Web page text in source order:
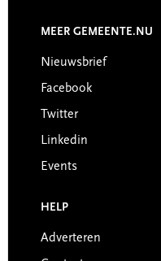
MEER GEMEENTE.NU
Nieuwsbrief
Facebook
Twitter
Linkedin
Events
HELP
Adverteren